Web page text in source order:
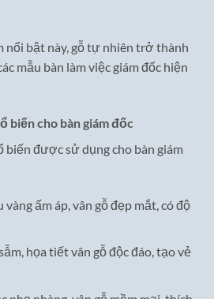
nổi bật này, gỗ tự nhiên trở thành
mẫu bàn làm việc giám đốc hiện
biến cho bàn giám đốc
biến được sử dụng cho bàn giám
vàng ấm áp, vân gỗ đẹp mắt, có độ
họa tiết vân gỗ độc đáo, tạo vẻ